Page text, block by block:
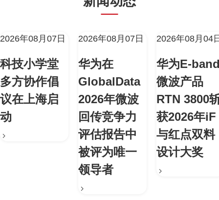
2026年08月07日
科技小学堂
多方协作倡
议在上海启
动
2026年08月07日
华为在
GlobalData
2026年微波
回传竞争力
评估报告中
被评为唯一
领导者
2026年08月04
华为E-
微波产品
RTN 3800
获2026年iF
与红点双料
设计大奖